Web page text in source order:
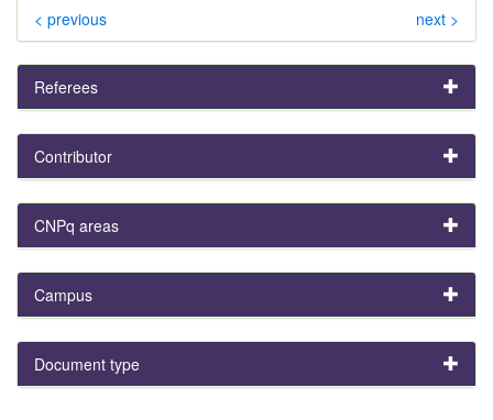
< previous next >
Referees
Contributor
CNPq areas
Campus
Document type